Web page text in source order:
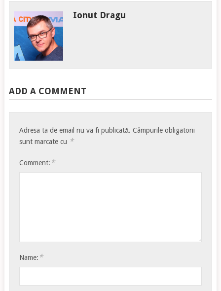
Ionut Dragu
ADD A COMMENT
Adresa ta de email nu va fi publicată. Câmpurile obligatorii
sunt marcate cu *
Comment: *
Name: *